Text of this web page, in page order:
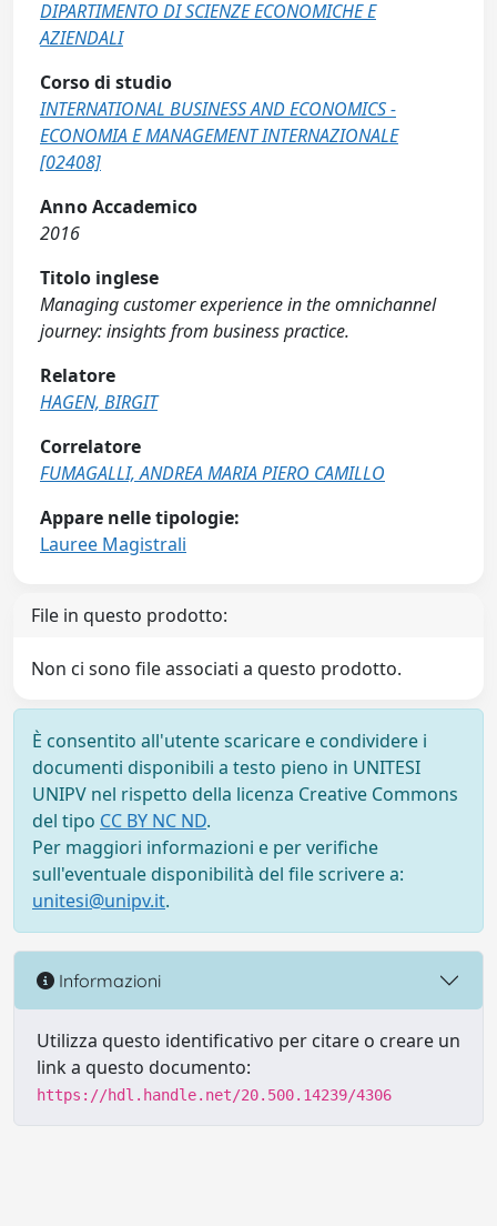
DIPARTIMENTO DI SCIENZE ECONOMICHE E
AZIENDALI
Corso di studio
INTERNATIONAL BUSINESS AND ECONOMICS -
ECONOMIA E MANAGEMENT INTERNAZIONALE
[02408]
Anno Accademico
2016
Titolo inglese
Managing customer experience in the omnichannel
journey: insights from business practice.
Relatore
HAGEN, BIRGIT
Correlatore
FUMAGALLI, ANDREA MARIA PIERO CAMILLO
Appare nelle tipologie:
Lauree Magistrali
File in questo prodotto:
Non ci sono file associati a questo prodotto.
È consentito all'utente scaricare e condividere i
documenti disponibili a testo pieno in UNITESI
UNIPV nel rispetto della licenza Creative Commons
del tipo CC BY NC ND.
Per maggiori informazioni e per verifiche
sull'eventuale disponibilità del file scrivere a:
unitesi@unipv.it.
Informazioni
Utilizza questo identificativo per citare o creare un
link a questo documento:
https://hdl.handle.net/20.500.14239/4306